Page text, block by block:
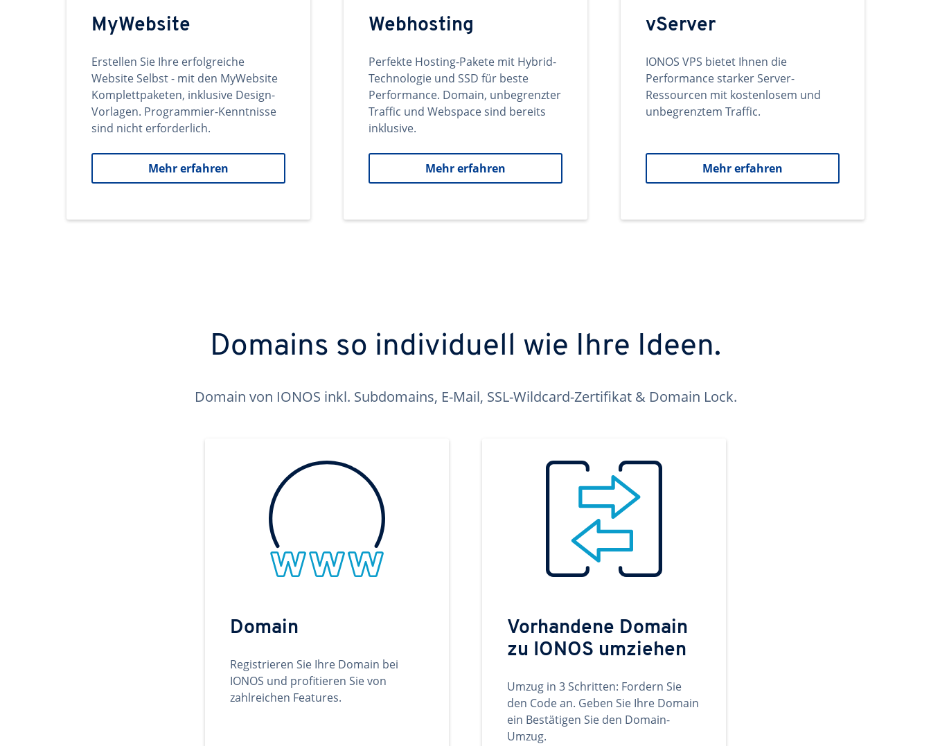
MyWebsite
Erstellen Sie Ihre erfolgreiche
Website Selbst - mit den MyWebsite
Komplettpaketen, inklusive Design-
Vorlagen. Programmier-Kenntnisse
sind nicht erforderlich.
Mehr erfahren
Webhosting
Perfekte Hosting-Pakete mit Hybrid-
Technologie und SSD für beste
Performance. Domain, unbegrenzter
Traffic und Webspace sind bereits
inklusive.
Mehr erfahren
vServer
IONOS VPS bietet Ihnen die
Performance starker Server-
Ressourcen mit kostenlosem und
unbegrenztem Traffic.
Mehr erfahren
Domains so individuell wie Ihre Ideen.
Domain von IONOS inkl. Subdomains, E-Mail, SSL-Wildcard-Zertifikat & Domain Lock.
Domain
Registrieren Sie Ihre Domain bei
IONOS und profitieren Sie von
zahlreichen Features.
Vorhandene Domain
zu IONOS umziehen
Umzug in 3 Schritten: Fordern Sie
den Code an. Geben Sie Ihre Domain
ein Bestätigen Sie den Domain-
Umzug.